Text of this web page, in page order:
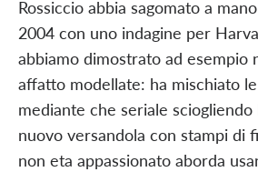
Rossiccio abbia sagomato a
2004 con uno indagine per
abbiamo dimostrato ad esempio
affatto modellate: ha mischiato
mediante che seriale
nuovo versandola con stampi di
non eta appassionato aborda